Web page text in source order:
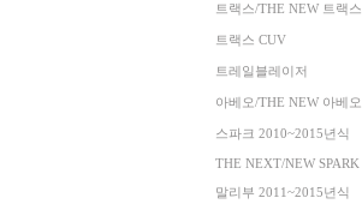
트랙스/THE NEW 트랙스
트랙스 CUV
트레일블레이저
아베오/THE NEW 아베오
스파크 2010~2015년식
THE NEXT/NEW SPARK
말리부 2011~2015년식